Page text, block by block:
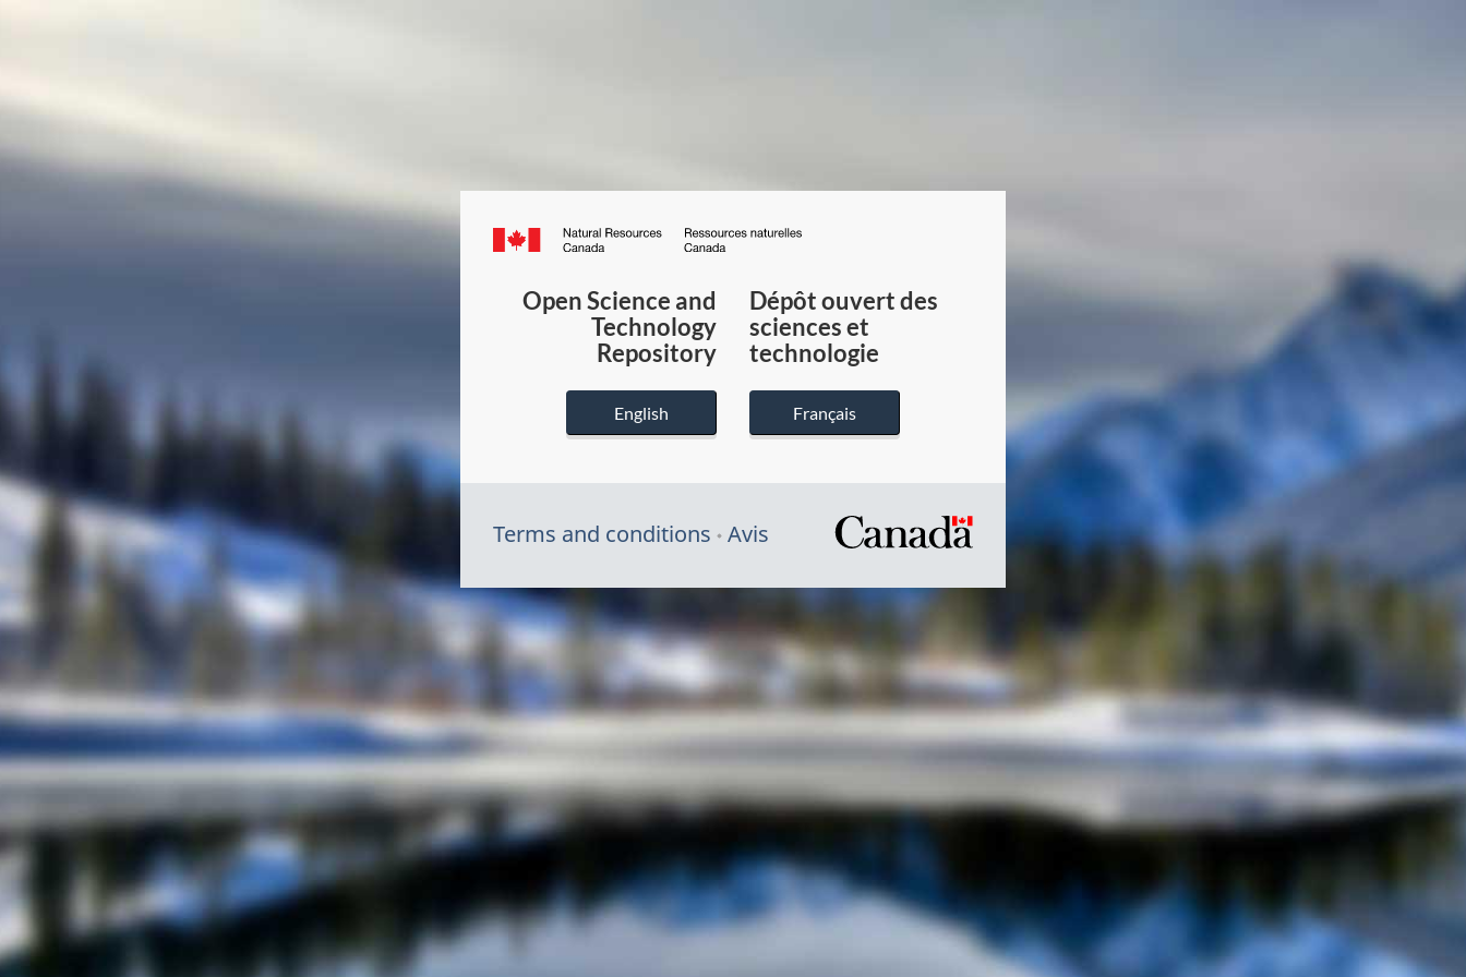
Canada.ca
du
Canada
Open Science and
Technology
Repository
English
Dépôt ouvert des
sciences et
technologie
Français
Terms and conditions Avis
/
gouvernement
du
Canada